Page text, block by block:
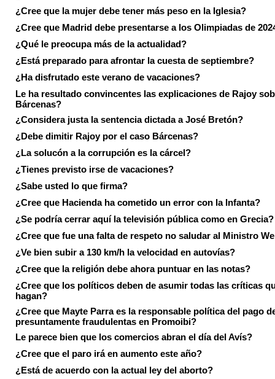
¿Cree que la mujer debe tener más peso en la Iglesia?
¿Cree que Madrid debe presentarse a los Olimpiadas de
¿Qué le preocupa más de la actualidad?
¿Está preparado para afrontar la cuesta de septiembre?
¿Ha disfrutado este verano de vacaciones?
Le ha resultado convincentes las explicaciones de Rajoy
Bárcenas?
¿Considera justa la sentencia dictada a José Bretón?
¿Debe dimitir Rajoy por el caso Bárcenas?
¿La solucón a la corrupción es la cárcel?
¿Tienes previsto irse de vacaciones?
¿Sabe usted lo que firma?
¿Cree que Hacienda ha cometido un error con la Infanta?
¿Se podría cerrar aquí la televisión pública como en Grecia?
¿Cree que fue una falta de respeto no saludar al Ministro
¿Ve bien subir a 130 km/h la velocidad en autovías?
¿Cree que la religión debe ahora puntuar en las notas?
¿Cree que los políticos deben de asumir todas las críticas
hagan?
¿Cree que Mayte Parra es la responsable política del pago
presuntamente fraudulentas en Promoibi?
Le parece bien que los comercios abran el día del Avís?
¿Cree que el paro irá en aumento este año?
¿Está de acuerdo con la actual ley del aborto?